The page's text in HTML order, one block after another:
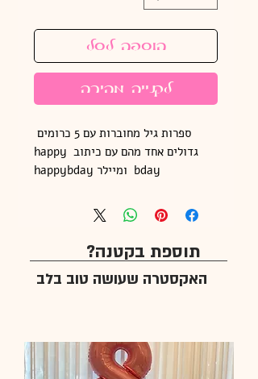
הוספה לסל
לקנייה מהירה
גדולים אחד מהם עם כיתוב happy
bday  ומיילר happybday
תוספת בקטנה?
האקסטרה שעושה טוב בלב